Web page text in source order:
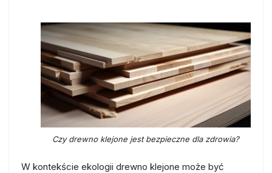
Czy drewno klejone jest bezpieczne dla zdrowia?
W kontekście ekologii drewno klejone może być